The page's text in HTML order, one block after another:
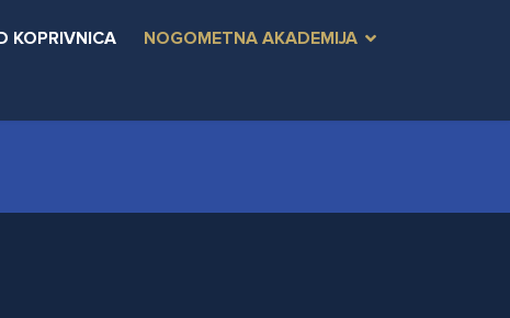
KOPRIVNICA NOGOMETNA AKADEMIJA